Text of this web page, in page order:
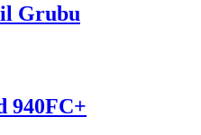
Grubu
940FC+